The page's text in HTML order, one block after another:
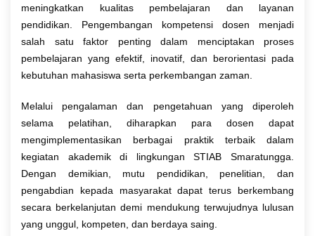
meningkatkan kualitas pembelajaran dan layanan
pendidikan. Pengembangan kompetensi dosen menjadi
salah satu faktor penting dalam menciptakan proses
pembelajaran yang efektif, inovatif, dan berorientasi pada
kebutuhan mahasiswa serta perkembangan zaman.
Melalui pengalaman dan pengetahuan yang diperoleh
selama pelatihan, diharapkan para dosen dapat
mengimplementasikan berbagai praktik terbaik dalam
kegiatan akademik di lingkungan STIAB Smaratungga.
Dengan demikian, mutu pendidikan, penelitian, dan
pengabdian kepada masyarakat dapat terus berkembang
secara berkelanjutan demi mendukung terwujudnya lulusan
yang unggul, kompeten, dan berdaya saing.